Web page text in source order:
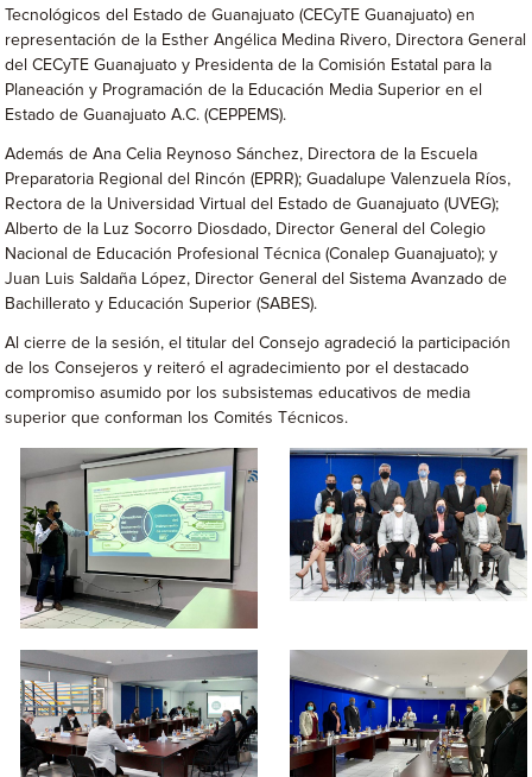
Tecnológicos del Estado de Guanajuato (CECyTE Guanajuato) en
representación de la Esther Angélica Medina Rivero, Directora General
del CECyTE Guanajuato y Presidenta de la Comisión Estatal para la
Planeación y Programación de la Educación Media Superior en el
Estado de Guanajuato A.C. (CEPPEMS).
Además de Ana Celia Reynoso Sánchez, Directora de la Escuela
Preparatoria Regional del Rincón (EPRR); Guadalupe Valenzuela Ríos,
Rectora de la Universidad Virtual del Estado de Guanajuato (UVEG);
Alberto de la Luz Socorro Diosdado, Director General del Colegio
Nacional de Educación Profesional Técnica (Conalep Guanajuato); y
Juan Luis Saldaña López, Director General del Sistema Avanzado de
Bachillerato y Educación Superior (SABES).
Al cierre de la sesión, el titular del Consejo agradeció la participación
de los Consejeros y reiteró el agradecimiento por el destacado
compromiso asumido por los subsistemas educativos de media
superior que conforman los Comités Técnicos.